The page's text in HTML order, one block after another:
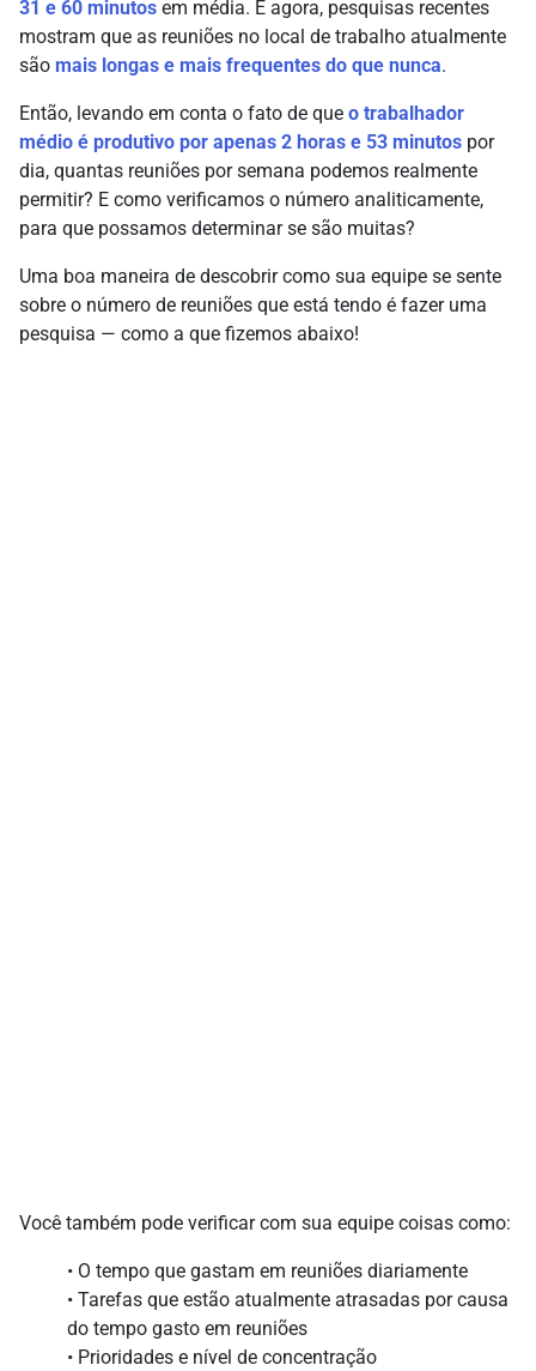
31 e 60 minutos em média. E agora, pesquisas recentes
mostram que as reuniões no local de trabalho atualmente
são mais longas e mais frequentes do que nunca.
Então, levando em conta o fato de que o trabalhador
médio é produtivo por apenas 2 horas e 53 minutos por
dia, quantas reuniões por semana podemos realmente
permitir? E como verificamos o número analiticamente,
para que possamos determinar se são muitas?
Uma boa maneira de descobrir como sua equipe se sente
sobre o número de reuniões que está tendo é fazer uma
pesquisa — como a que fizemos abaixo!
Você também pode verificar com sua equipe coisas como:
• O tempo que gastam em reuniões diariamente
• Tarefas que estão atualmente atrasadas por causa
do tempo gasto em reuniões
• Prioridades e nível de concentração